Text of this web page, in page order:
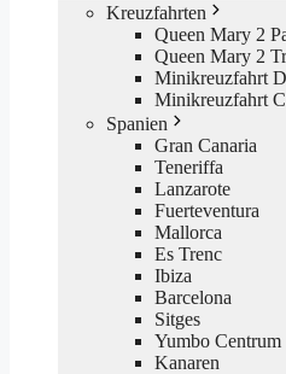
Kreuzfahrten
Queen Mary 2
Queen Mary 2
Minikreuzfahrt
Minikreuzfahrt
Spanien
Gran Canaria
Teneriffa
Lanzarote
Fuerteventura
Mallorca
Es Trenc
Ibiza
Barcelona
Sitges
Yumbo Centrum
Kanaren